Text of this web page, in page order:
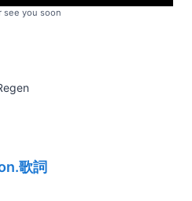
see you soon
歌詞